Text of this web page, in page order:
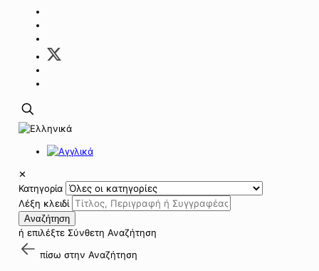
✕
Κατηγορία
Λέξη κλειδί
Αναζήτηση
ή επιλέξτε Σύνθετη Αναζήτηση
πίσω στην Αναζήτηση